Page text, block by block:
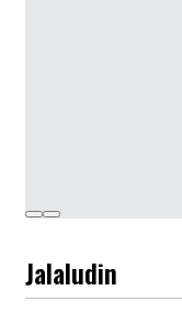
Jalaludin